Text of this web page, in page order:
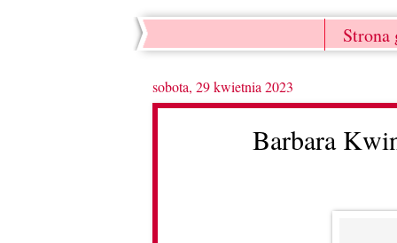
Strona
sobota, 29 kwietnia 2023
Barbara